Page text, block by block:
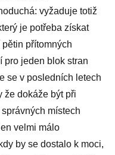
vyžaduje totiž
je potřeba získat
přítomných
pro jeden blok stran
se v posledních letech
že dokáže být při
místech
velmi málo
by se dostalo k moci,